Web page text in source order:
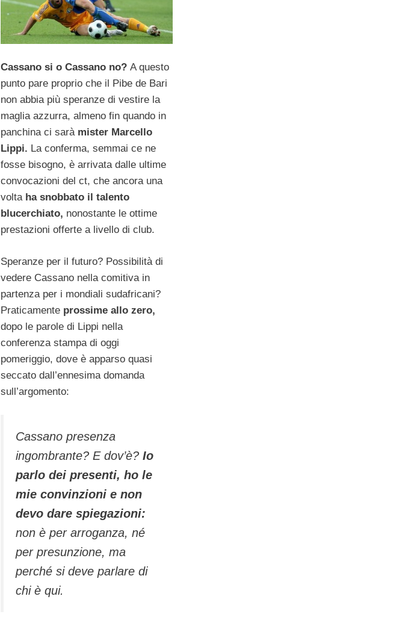
Cassano si o Cassano no? A questo
punto pare proprio che il Pibe de Bari
non abbia più speranze di vestire la
maglia azzurra, almeno fin quando in
panchina ci sarà mister Marcello
Lippi. La conferma, semmai ce ne
fosse bisogno, è arrivata dalle ultime
convocazioni del ct, che ancora una
volta ha snobbato il talento
blucerchiato, nonostante le ottime
prestazioni offerte a livello di club.
Speranze per il futuro? Possibilità di
vedere Cassano nella comitiva in
partenza per i mondiali sudafricani?
Praticamente prossime allo zero,
dopo le parole di Lippi nella
conferenza stampa di oggi
pomeriggio, dove è apparso quasi
seccato dall’ennesima domanda
sull’argomento:
Cassano presenza
ingombrante? E dov’è? Io
parlo dei presenti, ho le
mie convinzioni e non
devo dare spiegazioni:
non è per arroganza, né
per presunzione, ma
perché si deve parlare di
chi è qui.